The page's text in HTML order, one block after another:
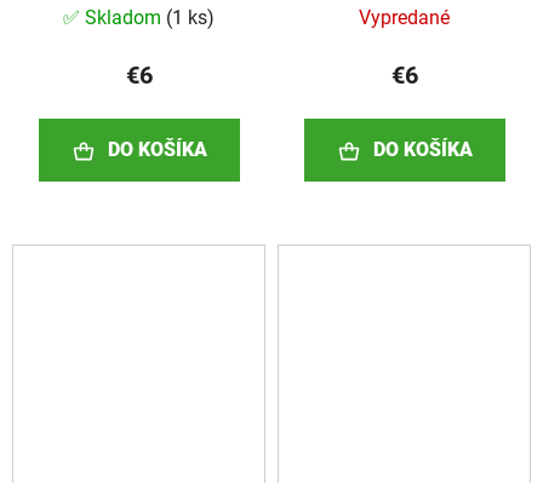
✅ Skladom (1 ks)
€6
DO KOŠÍKA
Vypredané
€6
DO KOŠÍKA